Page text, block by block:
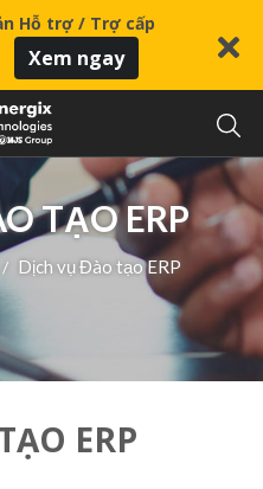
Hỗ trợ / Trợ cấp
Xem ngay
TẠO ERP
/ Dịch vụ Đào tạo ERP
ERP